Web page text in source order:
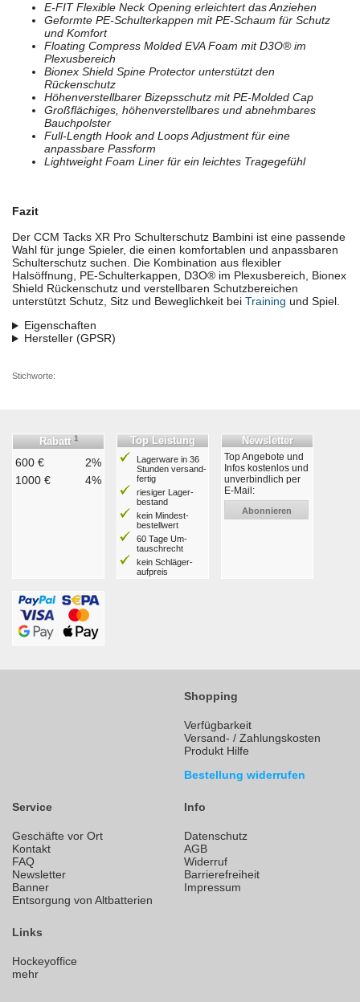
E-FIT Flexible Neck Opening erleichtert das Anziehen
Geformte PE-Schulterkappen mit PE-Schaum für Schutz
und Komfort
Floating Compress Molded EVA Foam mit D3O® im
Plexusbereich
Bionex Shield Spine Protector unterstützt den
Rückenschutz
Höhenverstellbarer Bizepsschutz mit PE-Molded Cap
Großflächiges, höhenverstellbares und abnehmbares
Bauchpolster
Full-Length Hook and Loops Adjustment für eine
anpassbare Passform
Lightweight Foam Liner für ein leichtes Tragegefühl
Fazit
Der CCM Tacks XR Pro Schulterschutz Bambini ist eine passende
Wahl für junge Spieler, die einen komfortablen und anpassbaren
Schulterschutz suchen. Die Kombination aus flexibler
Halsöffnung, PE-Schulterkappen, D3O® im Plexusbereich, Bionex
Shield Rückenschutz und verstellbaren Schutzbereichen
unterstützt Schutz, Sitz und Beweglichkeit bei Training und Spiel.
Eigenschaften
Hersteller (GPSR)
Stichworte:
Rabatt 1
600 €
2%
1000 €
4%
Top Leistung
Lagerware in 36
Stunden ver­sand­
fertig
riesiger Lager­
bestand
kein Mindest­
bestell­wert
60 Tage Um­
tausch­recht
kein Schläger­
aufpreis
Newsletter
Top Angebote und
Infos kostenlos und
unverbindlich per
E-Mail:
Abonnieren
Shopping
Verfügbarkeit
Versand- / Zahlungskosten
Produkt Hilfe
Bestellung widerrufen
Service
Geschäfte vor Ort
Kontakt
FAQ
Newsletter
Banner
Entsorgung von Altbatterien
Info
Datenschutz
AGB
Widerruf
Barrierefreiheit
Impressum
Links
Hockeyoffice
mehr